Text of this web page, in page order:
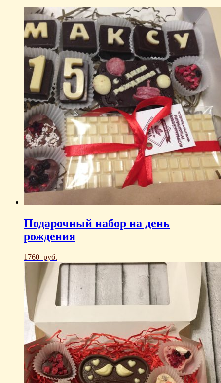
Подарочный набор на день
рождения
1760 руб.